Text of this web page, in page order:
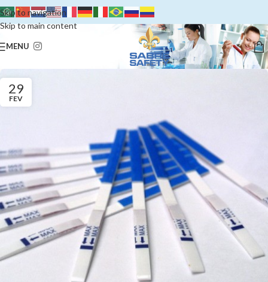
Skip to navigation
Skip to main content
MENU
29
FEV